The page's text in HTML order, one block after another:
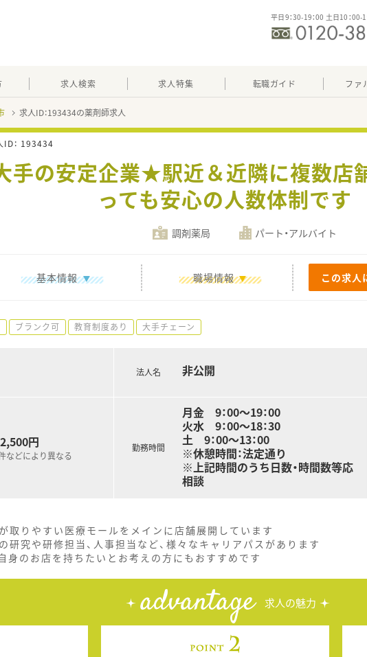
平日9：30-19：00 土日10：00-
求人検索 求人特集 転職ガイド ファ
求人ID：193434の薬剤師求人
： 193434
大手の安定企業★駅近＆近隣に複数
っても安心の人数体制です
調剤薬局 パート・アルバイト
基本情報 職場情報 この求人
ブランク可 教育制度あり 大手チェーン
円
などにより異なる
法人名 非公開
勤務時間
月金 9：00～19：00
火水 9：00～18：30
土 9：00～13：00
※休憩時間：法定通り
※上記時間のうち日数・時間数等応
相談
取りやすい医療モールをメインに店舗展開しています
研究や研修担当、人事担当など、様々なキャリアパスがあります
身のお店を持ちたいとお考えの方にもおすすめです
advantage 求人の魅力